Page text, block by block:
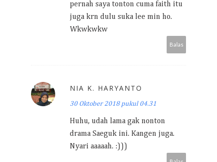
pernah saya tonton cuma faith itu
juga krn dulu suka lee min ho.
Wkwkwkw
Balas
NIA K. HARYANTO
30 Oktober 2018 pukul 04.31
Huhu, udah lama gak nonton
drama Saeguk ini. Kangen juga.
Nyari aaaaah. :)))